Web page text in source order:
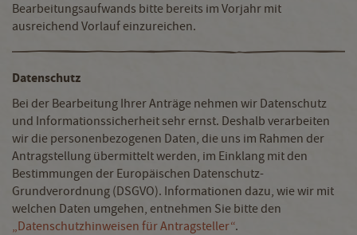
Bearbeitungsaufwands bitte bereits im Vorjahr mit
ausreichend Vorlauf einzureichen.
Datenschutz
Bei der Bearbeitung Ihrer Anträge nehmen wir Datenschutz
und Informationssicherheit sehr ernst. Deshalb verarbeiten
wir die personenbezogenen Daten, die uns im Rahmen der
Antragstellung übermittelt werden, im Einklang mit den
Bestimmungen der Europäischen Datenschutz-
Grundverordnung (DSGVO). Informationen dazu, wie wir mit
welchen Daten umgehen, entnehmen Sie bitte den
„Datenschutzhinweisen für Antragsteller“.